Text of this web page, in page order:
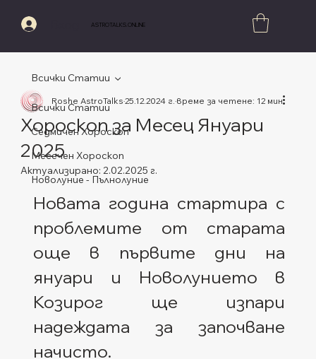
ASTROTALKS.ONLINE
Всички Статии
Седмичен Хороскоп
Месечен Хороскоп
Новолуние - Пълнолуние
Всички Статии
Хороскоп за Месец Януари
2025
Roshe AstroTalks25.12.2024 г.време за четене: 12 мин.
Актуализирано:2.02.2025 г.
Оценено с NaN от 5 звезди.
Новата година стартира с
проблемите от старата
още в първите дни на
януари и Новолунието в
Козирог ще изпари
надеждата за започване
начисто.